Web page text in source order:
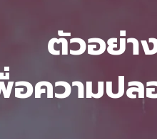
ตัวอย่า
อความป